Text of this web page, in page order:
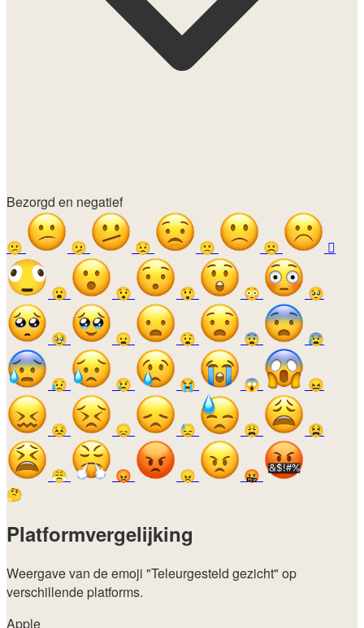
Bezorgd en negatief
😕 🫤 😟 🙁 ☹️ 🫪
😮 😯 😲 😳 🥺
🥹 😦 😧 😨 😰
😥 😢 😭 😱 😖
😣 😞 😓 😩 😫
😤 😡 😠
🤬
🤔
Platformvergelijking
Weergave van de emoji "Teleurgesteld gezicht" op
verschillende platforms.
Apple